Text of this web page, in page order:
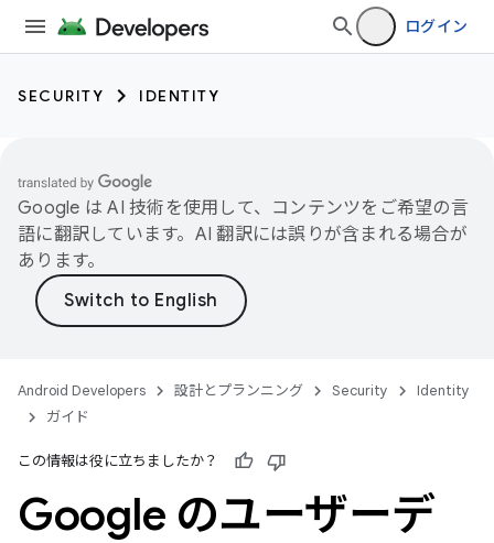
ログイン
SECURITY IDENTITY
Google は AI 技術を使用して、コンテンツをご希望の言
語に翻訳しています。AI 翻訳には誤りが含まれる場合が
あります。
Android Developers 設計とプランニング Security
Identity
ガイド
この情報は役に立ちましたか？
Google のユーザーデ